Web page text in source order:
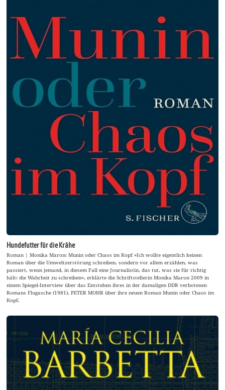
Hundefutter für die Krähe
Roman | Monika Maron: Munin oder Chaos im Kopf »Ich wollte eigentlich keinen
Roman über die Umweltzerstörung schreiben, sondern vor allem erzählen, was
passiert, wenn jemand, in diesem Fall eine Journalistin, das tut, was sie für richtig
hält: die Wahrheit zu schreiben«, erklärte die Schriftstellerin Monika Maron 2009 in
einem Spiegel-Interview über das Entstehen ihres in der damaligen DDR verbotenen
Romans Flugasche (1981). PETER MOHR über ihre neuen Roman Munin oder Chaos im
Kopf.